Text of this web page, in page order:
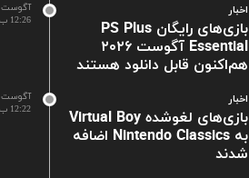
آگوست 5TH
12:26 ب.ظ
اخبار
بازی‌های رایگان PS Plus
Essential آگوست ۲۰۲۶
هم‌اکنون قابل دانلود هستند
آگوست 5TH
12:22 ب.ظ
اخبار
بازی‌های لغوشده Virtual Boy
به Nintendo Classics اضافه
شدند